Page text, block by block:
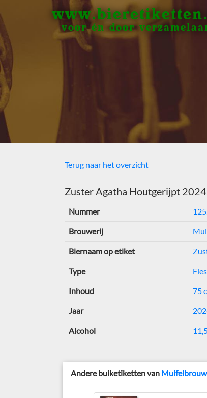
voor én door
Terug naar het overzicht
Zuster Agatha Houtgerijpt
Nummer
Brouwerij
Biernaam op etiket
Type
Inhoud 75
Jaar
Alcohol
Andere buiketiketten van